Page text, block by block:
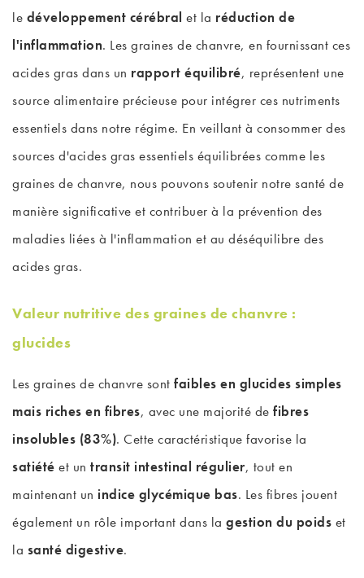
le développement cérébral et la réduction de
l'inflammation. Les graines de chanvre, en fournissant ces
acides gras dans un rapport équilibré, représentent une
source alimentaire précieuse pour intégrer ces nutriments
essentiels dans notre régime. En veillant à consommer des
sources d'acides gras essentiels équilibrées comme les
graines de chanvre, nous pouvons soutenir notre santé de
manière significative et contribuer à la prévention des
maladies liées à l'inflammation et au déséquilibre des
acides gras.
Valeur nutritive des graines de chanvre :
glucides
Les graines de chanvre sont faibles en glucides simples
mais riches en fibres, avec une majorité de fibres
insolubles (83%). Cette caractéristique favorise la
satiété et un transit intestinal régulier, tout en
maintenant un indice glycémique bas. Les fibres jouent
également un rôle important dans la gestion du poids et
la santé digestive.